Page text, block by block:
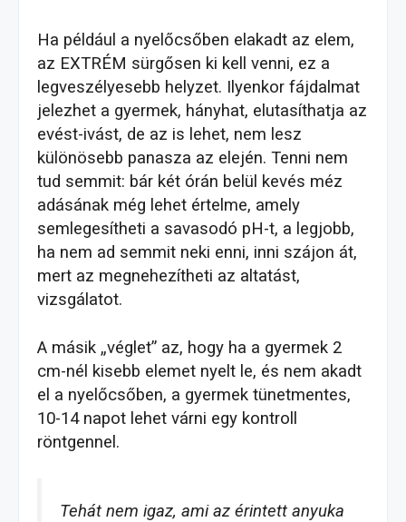
Ha például a nyelőcsőben elakadt az elem,
az EXTRÉM sürgősen ki kell venni, ez a
legveszélyesebb helyzet. Ilyenkor fájdalmat
jelezhet a gyermek, hányhat, elutasíthatja az
evést-ivást, de az is lehet, nem lesz
különösebb panasza az elején. Tenni nem
tud semmit: bár két órán belül kevés méz
adásának még lehet értelme, amely
semlegesítheti a savasodó pH-t, a legjobb,
ha nem ad semmit neki enni, inni szájon át,
mert az megnehezítheti az altatást,
vizsgálatot.
A másik „véglet” az, hogy ha a gyermek 2
cm-nél kisebb elemet nyelt le, és nem akadt
el a nyelőcsőben, a gyermek tünetmentes,
10-14 napot lehet várni egy kontroll
röntgennel.
Tehát nem igaz, ami az érintett anyuka